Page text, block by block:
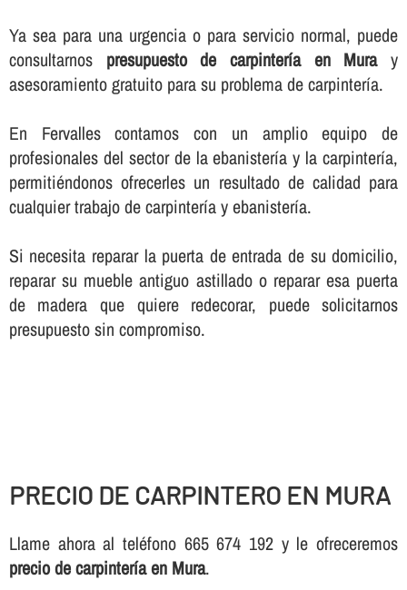
Ya sea para una urgencia o para servicio normal, puede
consultarnos presupuesto de carpinterí­a en Muray
asesoramiento gratuito para su problema de carpinterí­a.
En Fervalles contamos con un amplio equipo de
profesionales del sector de la ebanisterí­a y la carpinterí­a,
permitiéndonos ofrecerles un resultado de calidad para
cualquier trabajo de carpinterí­a y ebanisterí­a.
Si necesita reparar la puerta de entrada de su domicilio,
reparar su mueble antiguo astillado o reparar esa puerta
de madera que quiere redecorar, puede solicitarnos
presupuesto sin compromiso.
PRECIO DE CARPINTERO EN MURA
Llame ahora al teléfono 665 674 192 y le ofreceremos
precio de carpinterí­a en Mura.